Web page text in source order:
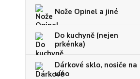
Nože Opinel a jiné
Do kuchyně (nejen
prkénka)
Dárkové sklo, nosiče na
víno